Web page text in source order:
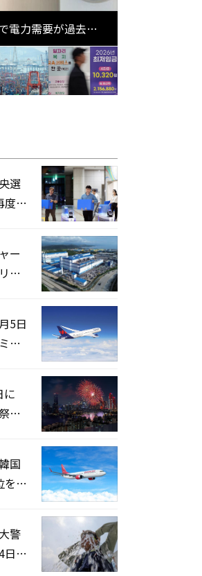
電力需要が過去最
需給対応体制を点
選
度家
ー
ー
5日
ン
に
り
国
を記
警
日、